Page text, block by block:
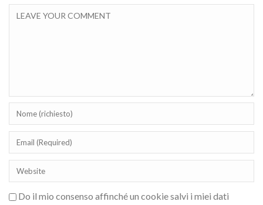
Do il mio consenso affinché un cookie salvi i miei dati